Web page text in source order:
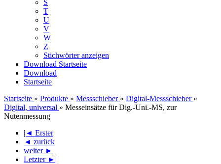
S
T
U
V
W
Z
Stichwörter anzeigen
Download Startseite
Download
Startseite
Startseite » Produkte » Messschieber » Digital-Messschieber »
Digital, universal » Messeinsätze für Dig.-Uni.-MS, zur
Nutenmessung
|◄ Erster
◄ zurück
weiter ►
Letzter ►|